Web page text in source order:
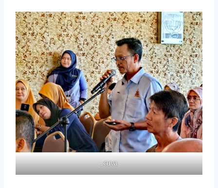
_cuva